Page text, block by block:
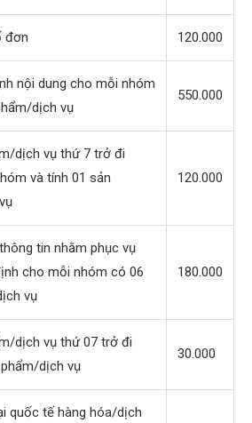
đơn 120.000
nội dung cho mỗi nhóm
dịch vụ
550.000
dịch vụ thứ 7 trở đi
và tính 01 sản
120.000
tin nhằm phục vụ
cho mỗi nhóm có 06
vụ
180.000
dịch vụ thứ 07 trở đi
dịch vụ
30.000
quốc tế hàng hóa/dịch